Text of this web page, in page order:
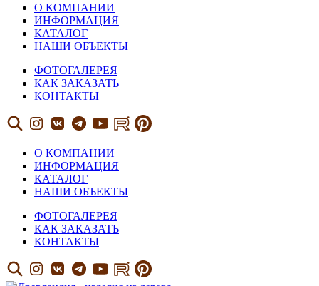
О КОМПАНИИ
ИНФОРМАЦИЯ
КАТАЛОГ
НАШИ ОБЪЕКТЫ
ФОТОГАЛЕРЕЯ
КАК ЗАКАЗАТЬ
КОНТАКТЫ
О КОМПАНИИ
ИНФОРМАЦИЯ
КАТАЛОГ
НАШИ ОБЪЕКТЫ
ФОТОГАЛЕРЕЯ
КАК ЗАКАЗАТЬ
КОНТАКТЫ